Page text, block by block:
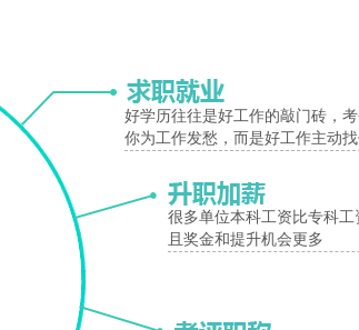
报考条件、备考知识、相关新闻等，敬请关注三门峡成考
好学历往往是好工作的敲门砖，
你为工作发愁，而是好工作主动
很多单位本科工资比专科工
且奖金和提升机会更多